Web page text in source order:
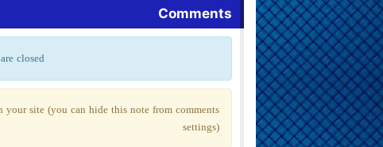
Comments
closed
site (you can hide this note from comments
settings)